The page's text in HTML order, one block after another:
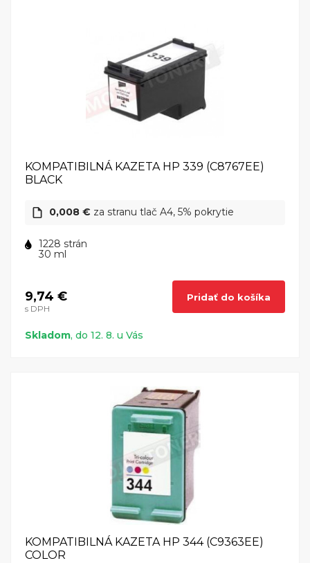
KOMPATIBILNÁ KAZETA HP 339 (C8767EE)
BLACK
0,008 € za stranu tlač A4, 5% pokrytie
1228 strán
30 ml
9,74 €
s DPH
Pridať do košíka
Skladom, do 12. 8. u Vás
KOMPATIBILNÁ KAZETA HP 344 (C9363EE)
COLOR